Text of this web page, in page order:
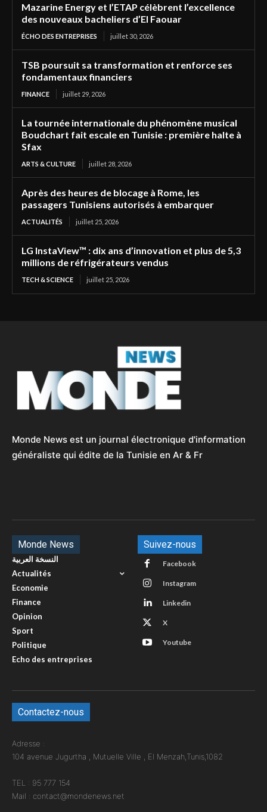
Mazarine Energy et l’ETAP célèbrent l’excellence
des nouveaux bacheliers d’El Faouar
ÉCHO DES ENTREPRISES juillet 30, 2026
TSB poursuit sa transformation et renforce ses
fondamentaux financiers
FINANCE juillet 29, 2026
La tournée internationale du phénomène musical
Boudchart fait escale en Tunisie : première halte à
Sfax
ARTS & CULTURE juillet 28, 2026
Après des heures de blocage à Rome, les
passagers Tunisiens autorisés à embarquer
ACTUALITÉS juillet 25, 2026
LG InstaView™ : dix ans d’innovation et plus de 5,3
millions de réfrigérateurs vendus
TECH & SCIENCE juillet 25, 2026
Monde News est un journal électronique d'information
généraliste qui édite de la Tunisie en Ar & Fr
Monde News
النسخة العربية
Actualités
Economie
Finance
Opinion
Sport
Politique
Echo des entreprises
Suivez-nous
Facebook
Instagram
Linkedin
X
Youtube
Contactez-nous
Adresse :
104 avenue Jugurtha , Mutuelle Ville , El Menzah,Tunis,1082
TEL : 95 777 154
Mail : contact@mondenews.net